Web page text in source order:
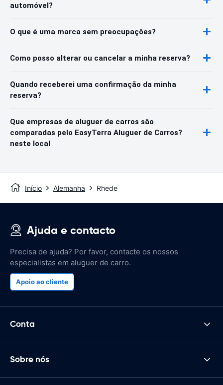
automóvel?
O que é uma marca sem preocupações?
Como posso alterar ou cancelar a minha reserva?
Quando receberei uma confirmação da minha
reserva?
Que empresas de aluguer de carros são
comparadas pelo EasyTerra Aluguer de Carros?
neste local
Início Alemanha Rhede
Ajuda e contacto
Precisa de ajuda? Por favor, contacte os nossos
especialistas em aluguer de carro.
Apoio ao cliente
Conta
Sobre nós